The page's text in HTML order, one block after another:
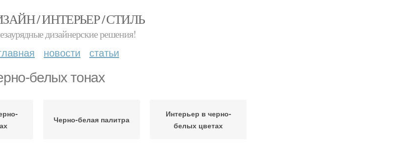
/ ИНТЕРЬЕР / СТИЛЬ
дизайнерские решения!
новости статьи
белых тонах
Черно-белая палитра
Интерьер в черно-
белых цветах